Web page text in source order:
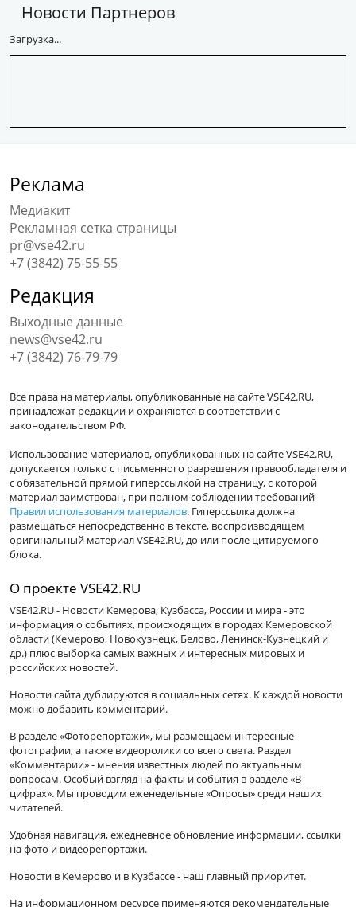
Новости Партнеров
Загрузка...
Реклама
Медиакит
Рекламная сетка страницы
pr@vse42.ru
+7 (3842) 75-55-55
Редакция
Выходные данные
news@vse42.ru
+7 (3842) 76-79-79
Все права на материалы, опубликованные на сайте VSE42.RU,
принадлежат редакции и охраняются в соответствии с
законодательством РФ.
Использование материалов, опубликованных на сайте VSE42.RU,
допускается только с письменного разрешения правообладателя и
с обязательной прямой гиперссылкой на страницу, с которой
материал заимствован, при полном соблюдении требований
Правил использования материалов. Гиперссылка должна
размещаться непосредственно в тексте, воспроизводящем
оригинальный материал VSE42.RU, до или после цитируемого
блока.
О проекте VSE42.RU
VSE42.RU - Новости Кемерова, Кузбасса, России и мира - это
информация о событиях, происходящих в городах Кемеровской
области (Кемерово, Новокузнецк, Белово, Ленинск-Кузнецкий и
др.) плюс выборка самых важных и интересных мировых и
российских новостей.
Новости сайта дублируются в социальных сетях. К каждой новости
можно добавить комментарий.
В разделе «Фоторепортажи», мы размещаем интересные
фотографии, а также видеоролики со всего света. Раздел
«Комментарии» - мнения известных людей по актуальным
вопросам. Особый взгляд на факты и события в разделе «В
цифрах». Мы проводим еженедельные «Опросы» среди наших
читателей.
Удобная навигация, ежедневное обновление информации, ссылки
на фото и видеорепортажи.
Новости в Кемерово и в Кузбассе - наш главный приоритет.
На информационном ресурсе применяются рекомендательные